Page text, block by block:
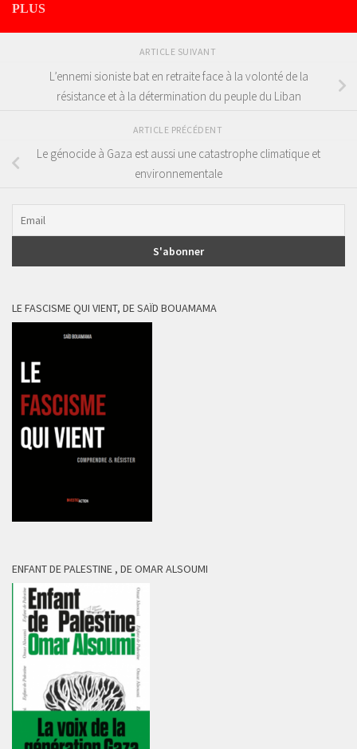
PLUS
ARTICLE SUIVANT
L’ennemi sioniste bat en retraite face à la volonté de la
résistance et à la détermination du peuple du Liban
ARTICLE PRÉCÉDENT
Le génocide à Gaza est aussi une catastrophe climatique et
environnementale
LE FASCISME QUI VIENT, DE SAÏD BOUAMAMA
ENFANT DE PALESTINE , DE OMAR ALSOUMI